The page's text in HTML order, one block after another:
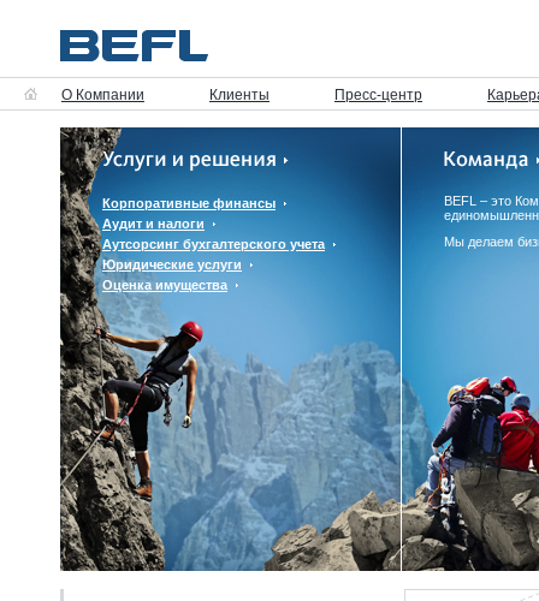
О Компании Клиенты Пресс-центр
Корпоративные финансы
Аудит и налоги
Аутсорсинг бухгалтерского учета
Юридические услуги
Оценка имущества
BEFL – это
Мы делаем